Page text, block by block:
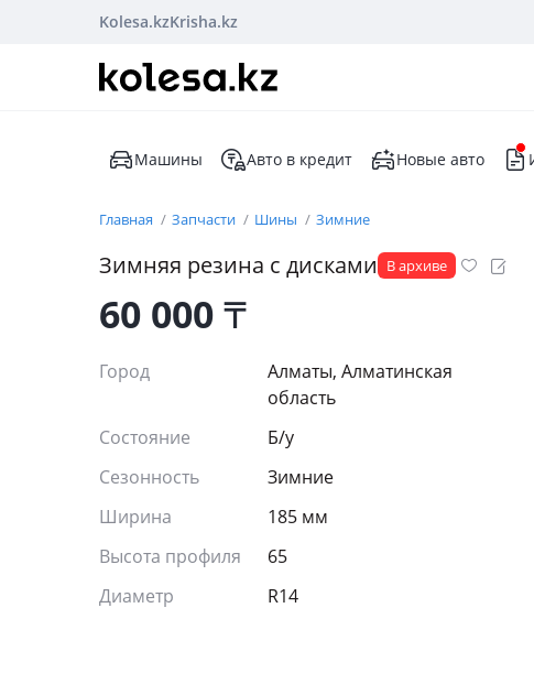
Kolesa.kzKrisha.kz
Машины Авто в кредит Новые авто
Главная Запчасти Шины Зимние
Зимняя резина с дисками В архиве
60 000₸
Город
Алматы, Алматинская
область
Состояние
Б/y
Сезонность
Зимние
Ширина
185 мм
Высота профиля
65
Диаметр
R14